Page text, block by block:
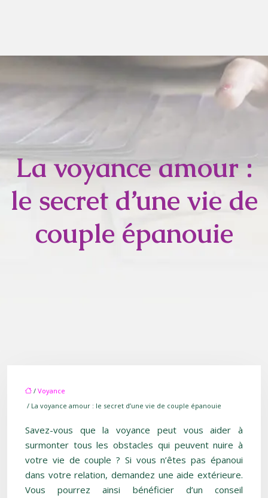
La voyance amour :
le secret d’une vie de
couple épanouie
/ Voyance
/ La voyance amour : le secret d’une vie de couple épanouie
Savez-vous que la voyance peut vous aider à
surmonter tous les obstacles qui peuvent nuire à
votre vie de couple ? Si vous n’êtes pas épanoui
dans votre relation, demandez une aide extérieure.
Vous pourrez ainsi bénéficier d’un conseil